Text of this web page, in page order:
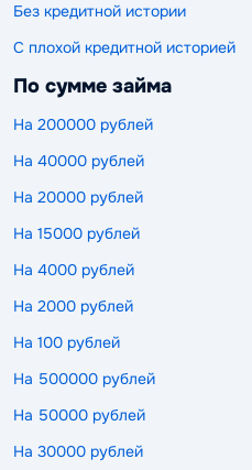
Без кредитной истории
С плохой кредитной историей
По сумме займа
На 200000 рублей
На 40000 рублей
На 20000 рублей
На 15000 рублей
На 4000 рублей
На 2000 рублей
На 100 рублей
На 500000 рублей
На 50000 рублей
На 30000 рублей